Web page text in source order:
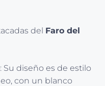
del Faro del
: Su diseño es de estilo
con un blanco